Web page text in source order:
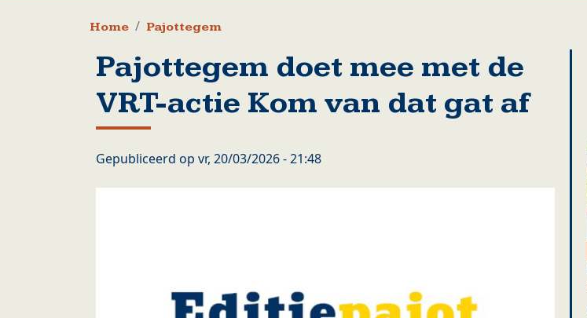
Kruimelpad
Home Pajottegem
Pajottegem doet mee met de
VRT-actie Kom van dat gat af
Gepubliceerd op vr, 20/03/2026 - 21:48